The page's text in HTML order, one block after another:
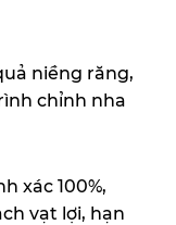
niềng răng,
chỉnh nha
xác 100%,
vạt lợi, hạn